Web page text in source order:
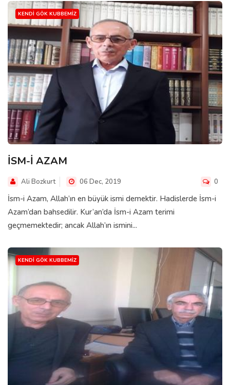
KENDI GÖK KUBBEMIZ
İSM-İ AZAM
Ali Bozkurt 06 Dec, 2019 0
İsm-i Azam, Allah’ın en büyük ismi demektir. Hadislerde İsm-i
Azam’dan bahsedilir. Kur’an’da İsm-i Azam terimi
geçmemektedir; ancak Allah’ın ismini...
KENDI GÖK KUBBEMIZ